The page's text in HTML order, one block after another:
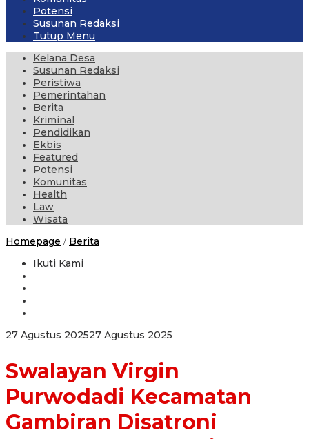
Potensi
Susunan Redaksi
Tutup Menu
Kelana Desa
Susunan Redaksi
Peristiwa
Pemerintahan
Berita
Kriminal
Pendidikan
Ekbis
Featured
Potensi
Komunitas
Health
Law
Wisata
Homepage / Berita
Ikuti Kami
27 Agustus 202527 Agustus 2025
Swalayan Virgin
Purwodadi Kecamatan
Gambiran Disatroni